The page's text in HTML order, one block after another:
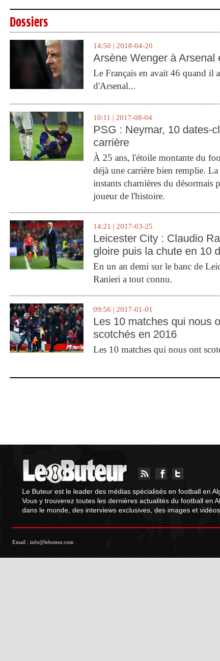
Dossiers
14:50 | 2018-04-20
Arsène Wenger à Arsenal
Le Français en avait 46 quand il
d'Arsenal...
10:11 | 2017-08-04
PSG : Neymar, 10 dates-
carrière
À 25 ans, l'étoile montante du
déjà une carrière bien remplie.
instants charnières du désormais
joueur de l'histoire.
14:21 | 2017-03-25
Leicester City : Claudio
gloire puis la chute en 10
En un an demi sur le banc de
Ranieri a tout connu.
09:56 | 2017-01-01
Les 10 matches qui nous
scotchés en 2016
Les 10 matches qui nous ont
Le Buteur est le leader des médias spécialisés en football en
Vous y trouverez toutes les dernières actualités du football en
dans le monde, des interviews exclusives, des images et
Email : info@lebuteur.com